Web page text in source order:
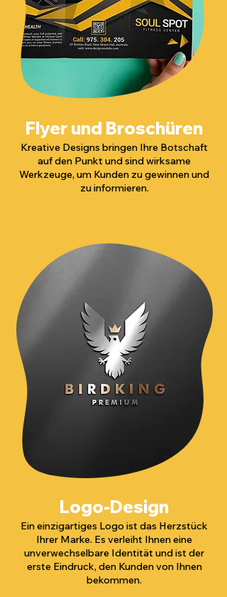
Flyer und Broschüren
Kreative Designs bringen Ihre Botschaft
auf den Punkt und sind wirksame
Werkzeuge, um Kunden zu gewinnen und
zu informieren.
Logo-Design
Ein einzigartiges Logo ist das Herzstück
Ihrer Marke. Es verleiht Ihnen eine
unverwechselbare Identität und ist der
erste Eindruck, den Kunden von Ihnen
bekommen.